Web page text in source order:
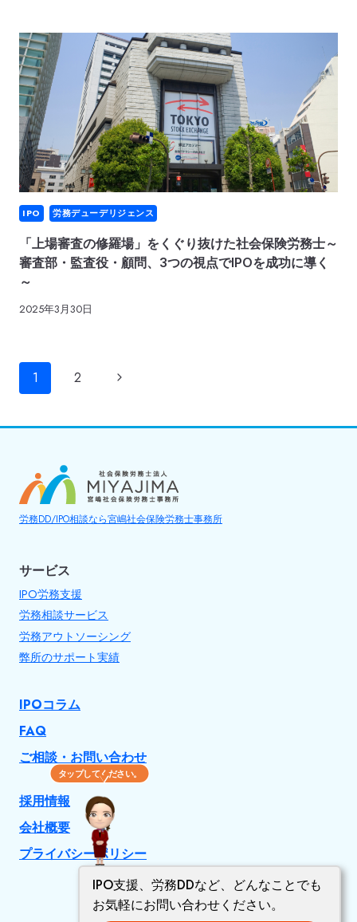
IPO 労務デューデリジェンス
「上場審査の修羅場」をくぐり抜けた社会保険労務士～
審査部・監査役・顧問、3つの視点でIPOを成功に導く
～
2025年3月30日
ペ
ジ
ビ
ゲ
シ
ョ
ン
1 2
次
ペ
ジ
労務DD/IPO相談なら宮嶋社会保険労務士事務所
サービス
IPO労務支援
労務相談サービス
労務アウトソーシング
弊所のサポート実績
IPOコラム
FAQ
ご相談・お問い合わせ
採用情報
会社概要
プライバシーポリシー
IPO支援、労務DDなど、どんなことでも
お気軽にお問い合わせください。
タップしてください。